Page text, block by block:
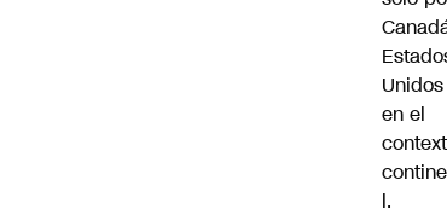
en el
l.